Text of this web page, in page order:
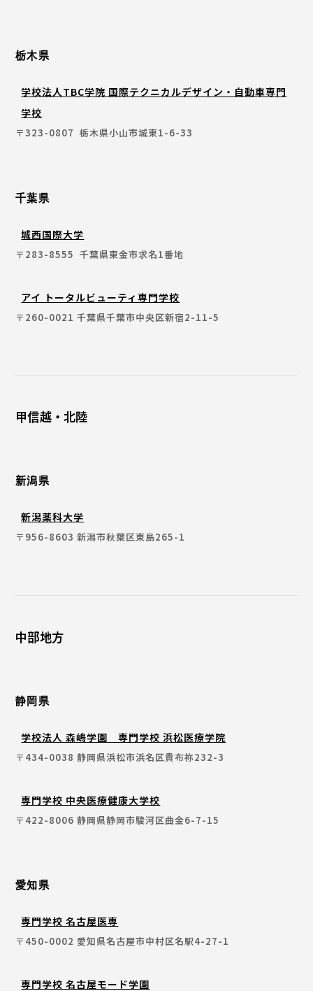
栃木県
学校法人TBC学院 国際テクニカルデザイン・自動車専門
学校
〒323-0807 栃木県小山市城東1-6-33
千葉県
城西国際大学
〒283-8555 千葉県東金市求名1番地
アイ トータルビューティ専門学校
〒260-0021 千葉県千葉市中央区新宿2-11-5
甲信越・北陸
新潟県
新潟薬科大学
〒956-8603 新潟市秋葉区東島265-1
中部地方
静岡県
学校法人 森嶋学園 専門学校 浜松医療学院
〒434-0038 静岡県浜松市浜名区貴布祢232-3
専門学校 中央医療健康大学校
〒422-8006 静岡県静岡市駿河区曲金6-7-15
愛知県
専門学校 名古屋医専
〒450-0002 愛知県名古屋市中村区名駅4-27-1
専門学校 名古屋モード学園